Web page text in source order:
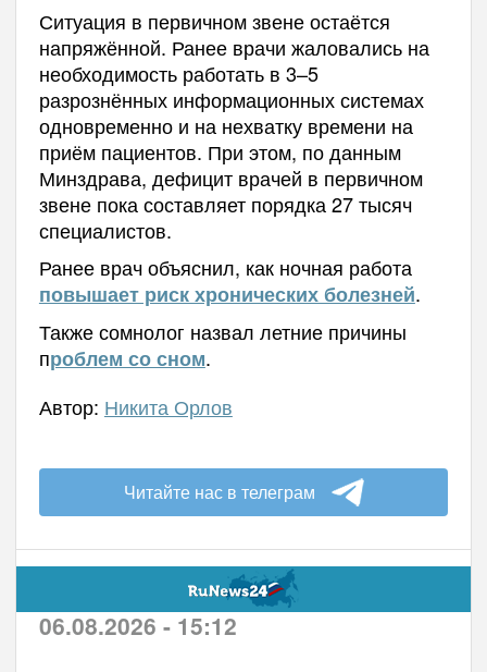
Ситуация в первичном звене остаётся
напряжённой. Ранее врачи жаловались на
необходимость работать в 3–5
разрознённых информационных системах
одновременно и на нехватку времени на
приём пациентов. При этом, по данным
Минздрава, дефицит врачей в первичном
звене пока составляет порядка 27 тысяч
специалистов.
Ранее врач объяснил, как ночная работа
повышает риск хронических болезней.
Также сомнолог назвал летние причины
проблем со сном.
Автор: Никита Орлов
Читайте нас в телеграм
06.08.2026 - 15:12